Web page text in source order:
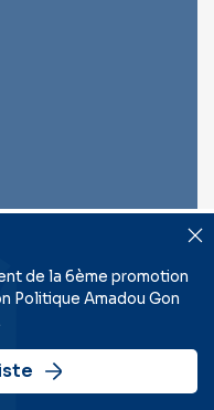
de la 6ème promotion
Politique Amadou Gon